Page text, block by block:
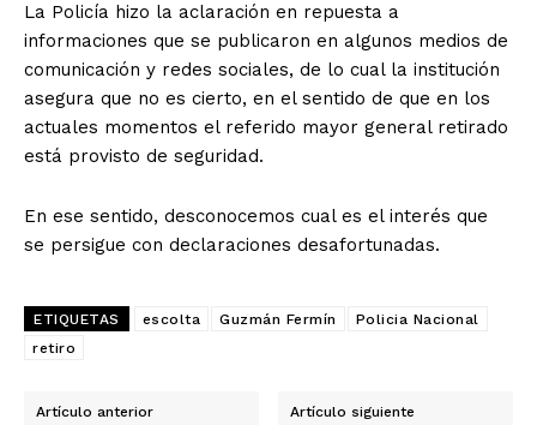
La Policía hizo la aclaración en repuesta a
informaciones que se publicaron en algunos medios de
comunicación y redes sociales, de lo cual la institución
asegura que no es cierto, en el sentido de que en los
actuales momentos el referido mayor general retirado
está provisto de seguridad.
En ese sentido, desconocemos cual es el interés que
se persigue con declaraciones desafortunadas.
ETIQUETAS escolta Guzmán Fermín
Policia Nacional
retiro
Artículo anterior Artículo siguiente